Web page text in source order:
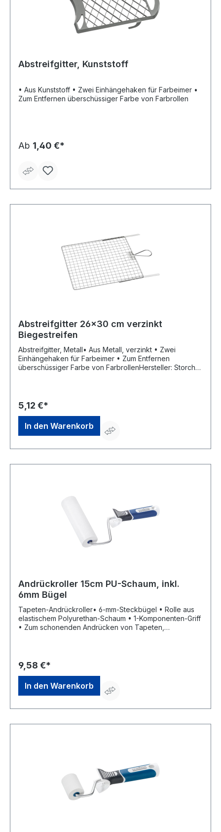
Abstreifgitter, Kunststoff
• Aus Kunststoff • Zwei Einhängehaken für Farbeimer •
Zum Entfernen überschüssiger Farbe von Farbrollen
Ab 1,40 €*
Abstreifgitter 26x30 cm verzinkt
Biegestreifen
Abstreifgitter, Metall• Aus Metall, verzinkt • Zwei
Einhängehaken für Farbeimer • Zum Entfernen
überschüssiger Farbe von FarbrollenHersteller: Storch-
5,12 €*
In den Warenkorb
Andrückroller 15cm PU-Schaum, inkl.
6mm Bügel
Tapeten-Andrückroller• 6-mm-Steckbügel • Rolle aus
elastischem Polyurethan-Schaum • 1-Komponenten-Griff
• Zum schonenden Andrücken von Tapeten,
9,58 €*
In den Warenkorb